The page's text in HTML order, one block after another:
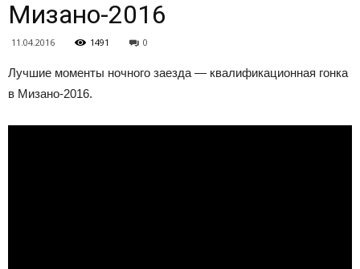
Мизано-2016
11.04.2016 1491 0
Лучшие моменты ночного заезда — квалификационная гонка
в Мизано-2016.